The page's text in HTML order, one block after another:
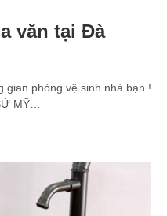
văn tại Đà
gian phòng vệ sinh nhà bạn !
MỸ…